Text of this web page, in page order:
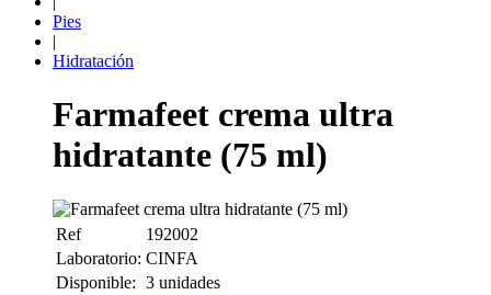
Pies
|
Hidratación
Farmafeet crema ultra
hidratante (75 ml)
Ref
192002
Laboratorio: CINFA
Disponible: 3 unidades